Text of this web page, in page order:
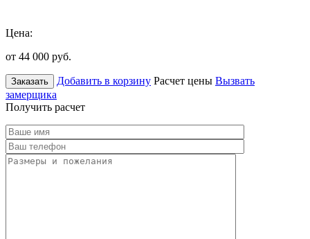
Цена:
от 44 000 руб.
Заказать Добавить в корзину Расчет цены Вызвать
замерщика
Получить расчет